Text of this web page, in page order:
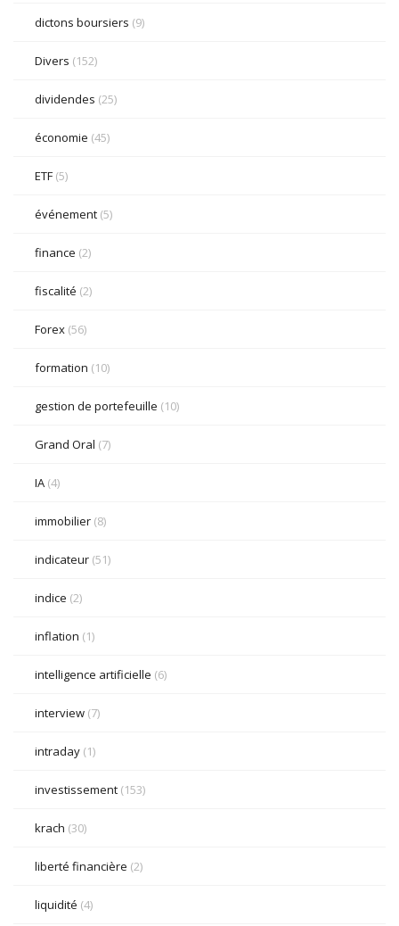
dictons boursiers (9)
Divers (152)
dividendes (25)
économie (45)
ETF (5)
événement (5)
finance (2)
fiscalité (2)
Forex (56)
formation (10)
gestion de portefeuille (10)
Grand Oral (7)
IA (4)
immobilier (8)
indicateur (51)
indice (2)
inflation (1)
intelligence artificielle (6)
interview (7)
intraday (1)
investissement (153)
krach (30)
liberté financière (2)
liquidité (4)